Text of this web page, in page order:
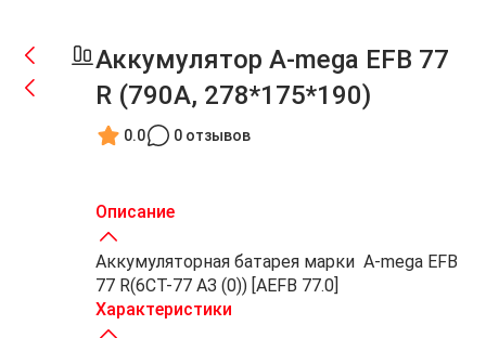
Аккумулятор A-mega EFB 77
R (790A, 278*175*190)
0.0 0 отзывов
Описание
Аккумуляторная батарея марки A-mega EFB
77 R(6СТ-77 АЗ (0)) [AEFB 77.0]
Характеристики